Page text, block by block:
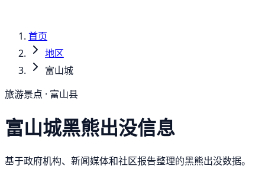
首页
地区
富山城
旅游景点 · 富山县
富山城黑熊出没信息
基于政府机构、新闻媒体和社区报告整理的黑熊出没数据。